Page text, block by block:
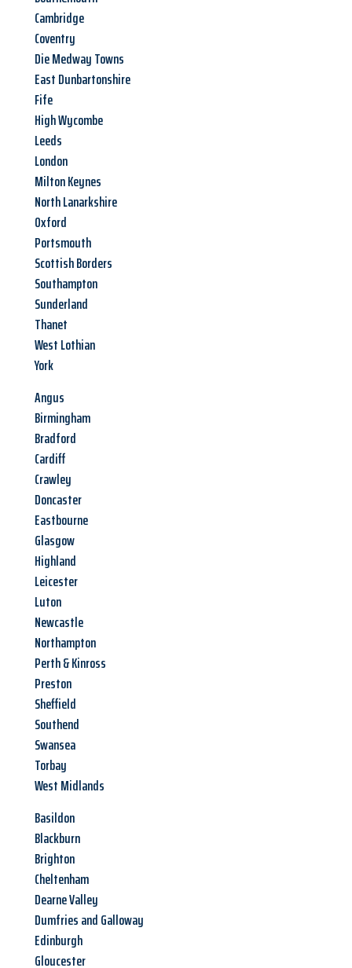
Cambridge
Coventry
Die Medway Towns
East Dunbartonshire
Fife
High Wycombe
Leeds
London
Milton Keynes
North Lanarkshire
Oxford
Portsmouth
Scottish Borders
Southampton
Sunderland
Thanet
West Lothian
York
Angus
Birmingham
Bradford
Cardiff
Crawley
Doncaster
Eastbourne
Glasgow
Highland
Leicester
Luton
Newcastle
Northampton
Perth & Kinross
Preston
Sheffield
Southend
Swansea
Torbay
West Midlands
Basildon
Blackburn
Brighton
Cheltenham
Dearne Valley
Dumfries and Galloway
Edinburgh
Gloucester